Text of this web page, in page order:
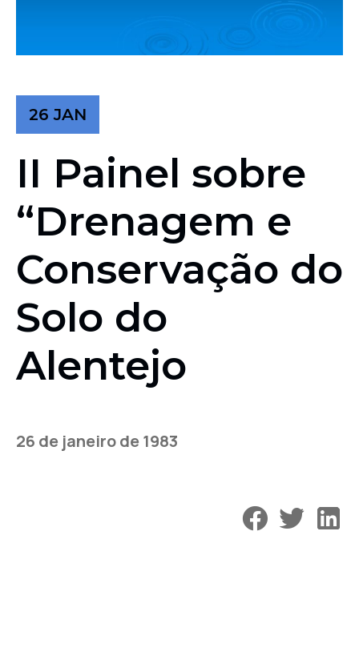
26 JAN
II Painel sobre
“Drenagem e
Conservação do
Solo do
Alentejo
26 de janeiro de 1983